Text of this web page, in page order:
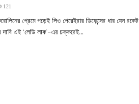
121
প্রেমে পড়েই লিও পেরেইরার ডিফেন্সের ধার যেন রকেট
দাবি এই ‘লেডি লাক’-এর চক্করেই...